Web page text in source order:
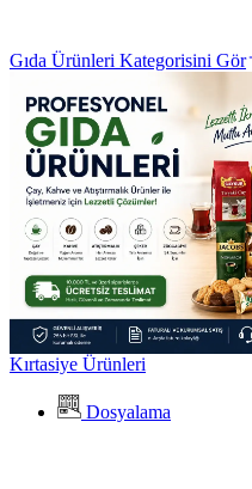
Gıda Ürünleri Kategorisini Gör
Kırtasiye Ürünleri
Dosyalama